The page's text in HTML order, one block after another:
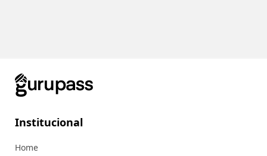
Institucional
Home